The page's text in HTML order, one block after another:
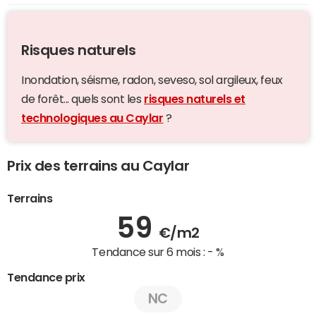
Risques naturels
Inondation, séisme, radon, seveso, sol argileux, feux
de forêt... quels sont les risques naturels et
technologiques au Caylar ?
Prix des terrains au Caylar
Terrains
59 €/m2
Tendance sur 6 mois : - %
Tendance prix
NC